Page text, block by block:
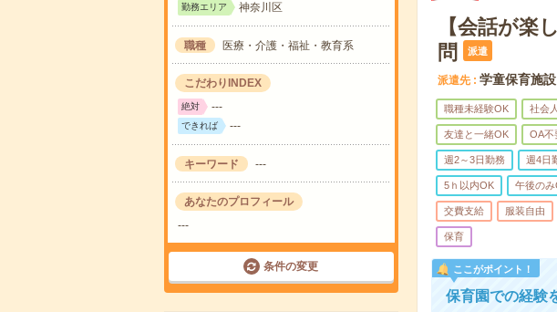
勤務エリア 神奈川区
職種 医療・介護・福祉・教育系
こだわりINDEX
絶対 ---
できれば ---
キーワード ---
あなたのプロフィール
---
条件の変更
【会話が楽
問
派遣
派遣先 学童保育施
職種未経験OK 社会
友達と一緒OK OA不
週2～3日勤務 週4日
5ｈ以内OK 午後のみ
交費支給 服装自由
保育
ここがポイント！
保育園での経験